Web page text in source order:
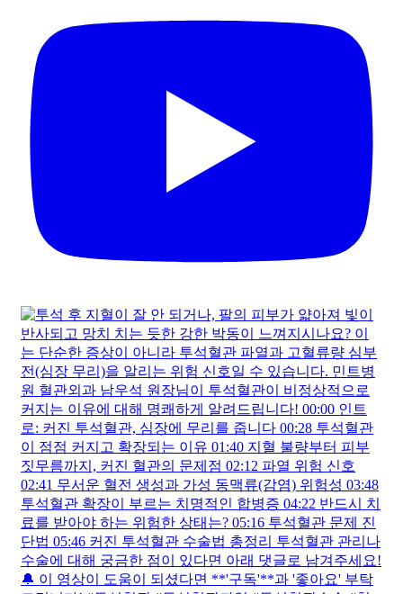
자다가 투석혈관이 터질 수 있다는데 이대로 살아도 괜찮
을까요? | 투석하는 당신을 위한 건강정보💌투유 EP.10
자다가 투석혈관이 터질 수 있다는데 이대로 살아도 괜찮
을까요? | 투석하는 당신을 위한 건강정보💌투유 EP.10